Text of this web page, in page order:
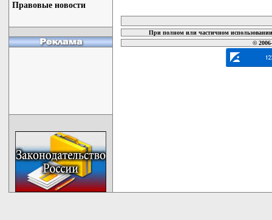
Правовые новости
При полном или частичном
©